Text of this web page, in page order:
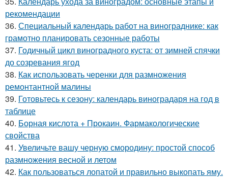
рекомендации
36. Специальный календарь работ на винограднике: как
грамотно планировать сезонные работы
37. Годичный цикл виноградного куста: от зимней спячки
до созревания ягод
38. Как использовать черенки для размножения
ремонтантной малины
39. Готовьтесь к сезону: календарь виноградаря на год в
таблице
40. Борная кислота + Прокаин. Фармакологические
свойства
41. Увеличьте вашу черную смородину: простой способ
размножения весной и летом
42. Как пользоваться лопатой и правильно выкопать яму.